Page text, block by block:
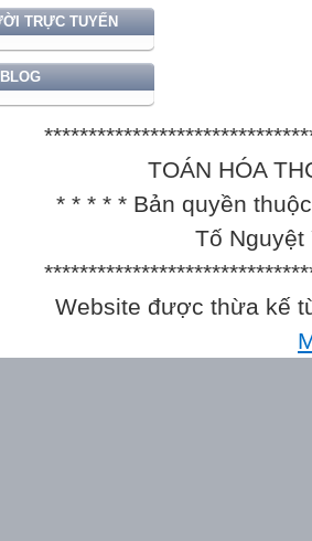
TRỰC TUYẾN
TOÁN HÓA
* * * * * Bản quyền
Tố Nguyệt
Website được thừa kế